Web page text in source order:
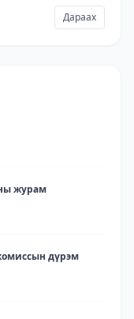
Дараах
журам
дүрэм